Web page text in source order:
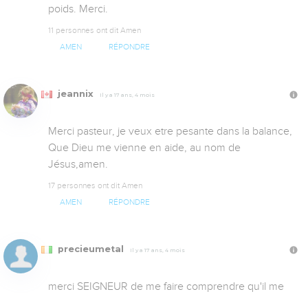
poids. Merci.
11 personnes ont dit Amen
AMEN RÉPONDRE
jeannix Il y a 17 ans, 4 mois
Merci pasteur, je veux etre pesante dans la balance,
Que Dieu me vienne en aide, au nom de
Jésus,amen.
17 personnes ont dit Amen
AMEN RÉPONDRE
precieumetal Il y a 17 ans, 4 mois
merci SEIGNEUR de me faire comprendre qu'il me